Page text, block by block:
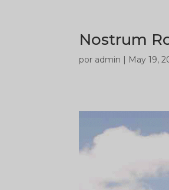
Nostrum
por admin | May 19,